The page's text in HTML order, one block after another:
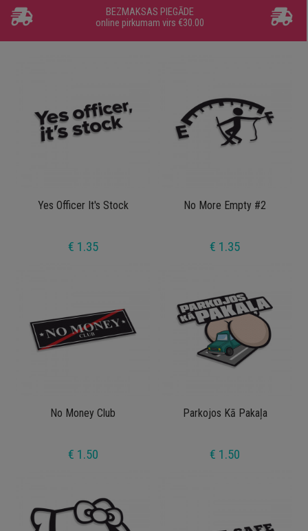
BEZMAKSAS PIEGĀDE
online pirkumam virs €30.00
Yes Officer It's Stock
€ 1.35
No More Empty #2
€ 1.35
No Money Club
€ 1.50
Parkojos Kā Pakaļa
€ 1.50